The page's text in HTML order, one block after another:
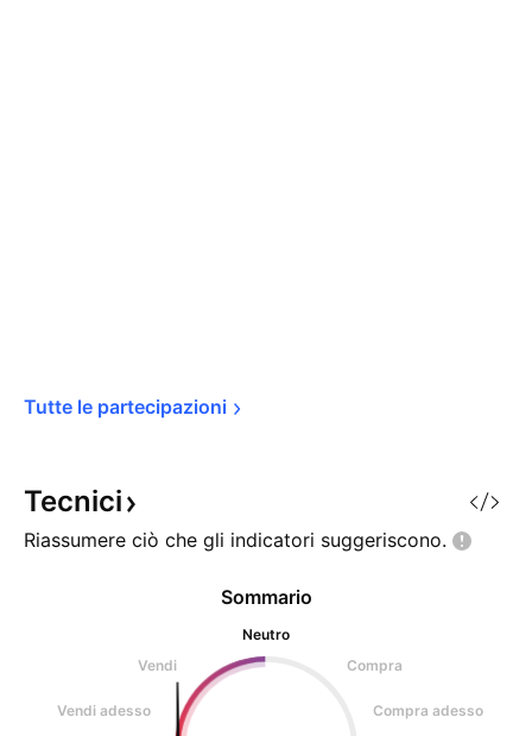
Tutte le partecipazioni
Tecnici
Riassumere ciò che gli indicatori suggeriscono.
Sommario
Neutro
Vendi
Compra
Vendi adesso Compra adesso